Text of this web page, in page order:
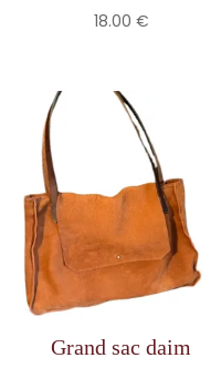
18.00 €
Grand sac daim